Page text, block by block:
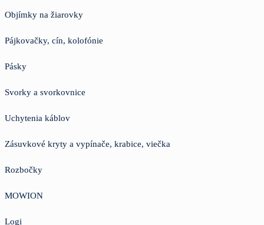
Objímky na žiarovky
Pájkovačky, cín, kolofónie
Pásky
Svorky a svorkovnice
Uchytenia káblov
Zásuvkové kryty a vypínače, krabice, viečka
Rozbočky
MOWION
Logi